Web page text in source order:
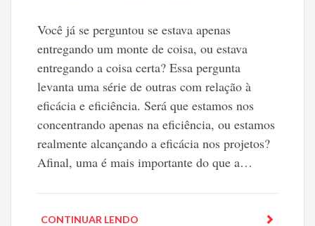
Você já se perguntou se estava apenas
entregando um monte de coisa, ou estava
entregando a coisa certa? Essa pergunta
levanta uma série de outras com relação à
eficácia e eficiência. Será que estamos nos
concentrando apenas na eficiência, ou estamos
realmente alcançando a eficácia nos projetos?
Afinal, uma é mais importante do que a…
CONTINUAR LENDO